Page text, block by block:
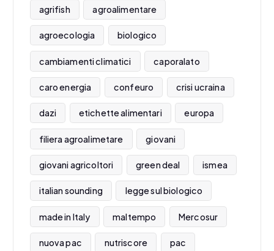
agrifish agroalimentare
agroecologia biologico
cambiamenti climatici caporalato
caro energia confeuro crisi ucraina
dazi etichette alimentari europa
filiera agroalimetare giovani
giovani agricoltori green deal ismea
italian sounding legge sul biologico
made in Italy maltempo Mercosur
nuova pac nutriscore pac